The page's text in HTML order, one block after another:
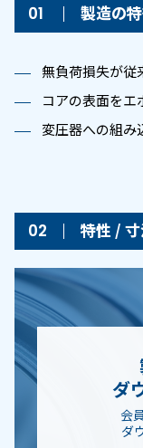
製造の
無負荷損失が従
コアの表面をエ
変圧器への組み
特性 /
ダ
会
ダ